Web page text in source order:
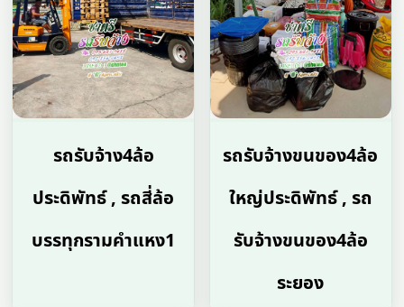
รถรับจ้าง4ล้อ
ประดิพัทธ์ , รถสี่ล้อ
บรรทุกรามคําแหง1
รถรับจ้างขนของ4ล้อ
ใหญ่ประดิพัทธ์ , รถ
รับจ้างขนของ4ล้อ
ระยอง